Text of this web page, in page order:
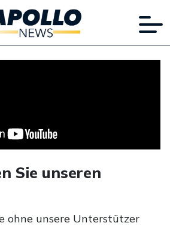
Sie unseren
ohne unsere Unterstützer